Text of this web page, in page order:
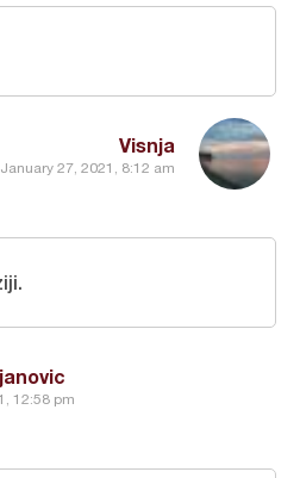
Visnja
January 27, 2021, 8:12 am
12:58 pm